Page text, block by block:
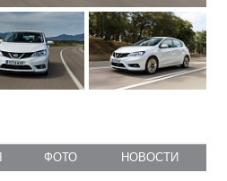
ФОТО НОВОСТИ